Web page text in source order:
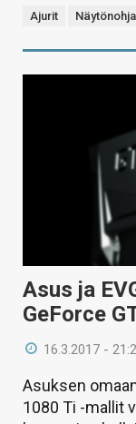
Ajurit
Asus ja
GeForce
16.3.2017 -
Asuksen
1080 Ti -mallit